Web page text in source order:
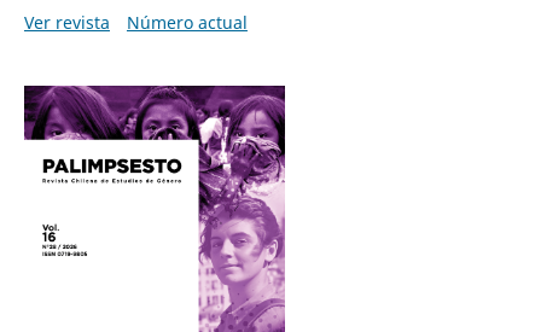
Ver revista
Número actual